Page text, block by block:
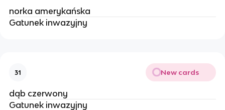
norka amerykańska
Gatunek inwazyjny
31 New cards
dąb czerwony
Gatunek inwazyjny